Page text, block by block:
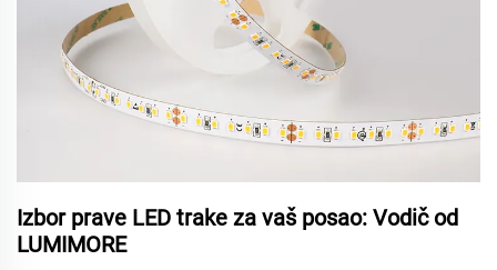
Izbor prave LED trake za vaš posao: Vodič od
LUMIMORE